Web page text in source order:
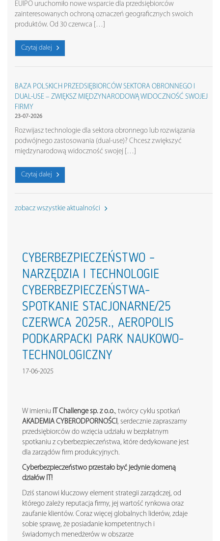
EUIPO uruchomiło nowe wsparcie dla przedsiębiorców
zainteresowanych ochroną oznaczeń geograficznych swoich
produktów. Od 30 czerwca […]
Czytaj dalej
BAZA POLSKICH PRZEDSIĘBIORCÓW SEKTORA OBRONNEGO I
DUAL-USE – ZWIĘKSZ MIĘDZYNARODOWĄ WIDOCZNOŚĆ SWOJEJ
FIRMY
23-07-2026
Rozwijasz technologie dla sektora obronnego lub rozwiązania
podwójnego zastosowania (dual-use)? Chcesz zwiększyć
międzynarodową widoczność swojej […]
Czytaj dalej
zobacz wszystkie aktualności
CYBERBEZPIECZEŃSTWO –
NARZĘDZIA I TECHNOLOGIE
CYBERBEZPIECZEŃSTWA-
SPOTKANIE STACJONARNE/25
CZERWCA 2025R., AEROPOLIS
PODKARPACKI PARK NAUKOWO-
TECHNOLOGICZNY
17-06-2025
W imieniu IT Challenge sp. z o.o., twórcy cyklu spotkań
AKADEMIA CYBERODPORNOŚCI, serdecznie zapraszamy
przedsiębiorców do wzięcia udziału w bezpłatnym
spotkaniu z cyberbezpieczeństwa, które dedykowane jest
dla zarządów firm produkcyjnych.
Cyberbezpieczeństwo przestało być jedynie domeną
działów IT!
Dziś stanowi kluczowy element strategii zarządczej, od
którego zależy reputacja firmy, jej wartość rynkowa oraz
zaufanie klientów. Coraz więcej globalnych liderów, zdaje
sobie sprawę, że posiadanie kompetentnych i
świadomych menedżerów w obszarze